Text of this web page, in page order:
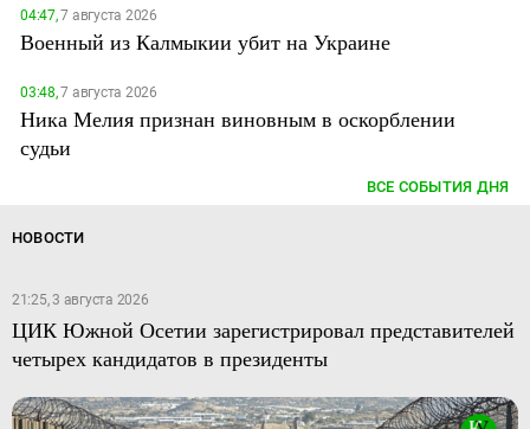
04:47,7 августа 2026
Военный из Калмыкии убит на Украине
03:48,7 августа 2026
Ника Мелия признан виновным в оскорблении
судьи
ВСЕ СОБЫТИЯ ДНЯ
НОВОСТИ
21:25, 3 августа 2026
ЦИК Южной Осетии зарегистрировал представителей
четырех кандидатов в президенты